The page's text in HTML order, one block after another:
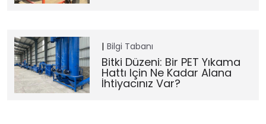
Bilgi Tabanı
Bitki Düzeni: Bir PET Yıkama
Hattı Için Ne Kadar Alana
İhtiyacınız Var?